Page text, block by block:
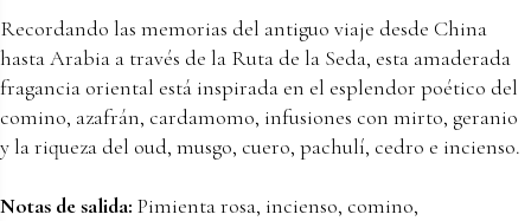
Recordando las memorias del antiguo viaje desde China
hasta Arabia a través de la Ruta de la Seda, esta amaderada
fragancia oriental está inspirada en el esplendor poético del
comino, azafrán, cardamomo, infusiones con mirto, geranio
y la riqueza del oud, musgo, cuero, pachulí, cedro e incienso.
Notas de salida: Pimienta rosa, incienso, comino,